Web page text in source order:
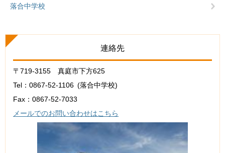
落合中学校
連絡先
〒719-3155 真庭市下方625
Tel：0867-52-1106
落合中学校
Fax：0867-52-7033
メールでのお問い合わせはこちら